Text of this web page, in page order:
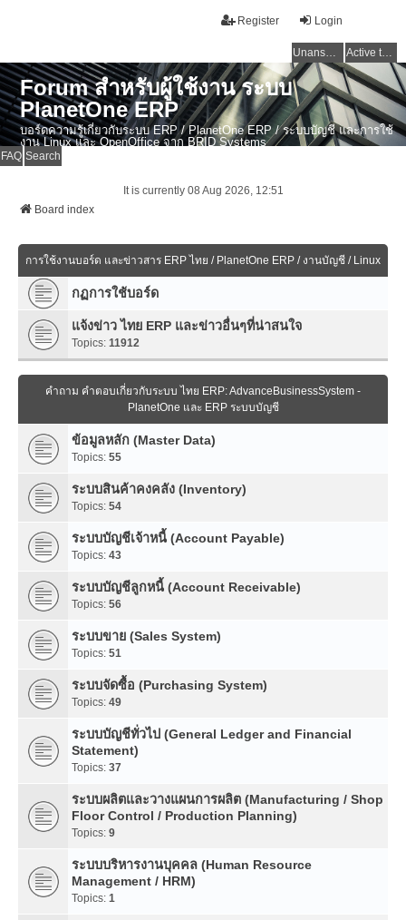
Login
Register
Unanswered topics Active topics
Forum สำหรับผู้ใช้งาน ระบบ
PlanetOne ERP
บอร์ดความรู้เกี่ยวกับระบบ ERP / PlanetOne ERP / ระบบบัญชี และการใช้
งาน Linux และ OpenOffice จาก BRID Systems
FAQ Search
It is currently 08 Aug 2026, 12:51
Board index
การใช้งานบอร์ด และข่าวสาร ERP ไทย / PlanetOne ERP / งานบัญชี / Linux
กฏการใช้บอร์ด
แจ้งข่าว ไทย ERP และข่าวอื่นๆที่น่าสนใจ
Topics: 11912
คำถาม คำตอบเกี่ยวกับระบบ ไทย ERP: AdvanceBusinessSystem -
PlanetOne และ ERP ระบบบัญชี
ข้อมูลหลัก (Master Data)
Topics: 55
ระบบสินค้าคงคลัง (Inventory)
Topics: 54
ระบบบัญชีเจ้าหนี้ (Account Payable)
Topics: 43
ระบบบัญชีลูกหนี้ (Account Receivable)
Topics: 56
ระบบขาย (Sales System)
Topics: 51
ระบบจัดซื้อ (Purchasing System)
Topics: 49
ระบบบัญชีทั่วไป (General Ledger and Financial
Statement)
Topics: 37
ระบบผลิตและวางแผนการผลิต (Manufacturing / Shop
Floor Control / Production Planning)
Topics: 9
ระบบบริหารงานบุคคล (Human Resource
Management / HRM)
Topics: 1